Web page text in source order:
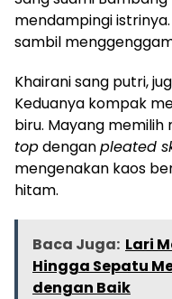
mendampingi
sambil
Khairani sang putri,
Keduanya kompak
biru. Mayang
topdenganpleated
mengenakan kaos
hitam.
Baca Juga: Lari
Hingga Sepatu
dengan Baik